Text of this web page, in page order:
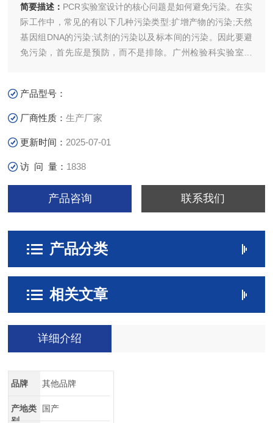
简要描述： PCR实验室设计的核心问题是如何避免污染。在实
际工作中，常见的有以下几种污染类型:扩增产物的污染;天然
基因组DNA的污染;试剂的污染以及标本间的污染。因此要避
免污染，首先应是预防，而不是排除。广州检验科实验室装
产品型号：
厂商性质：生产厂家
更新时间： 2025-07-01
访 问 量： 1838
产品咨询 联系我们
产品分类
相关文章
详细介绍
品牌 其他品牌
产地类
别
国产